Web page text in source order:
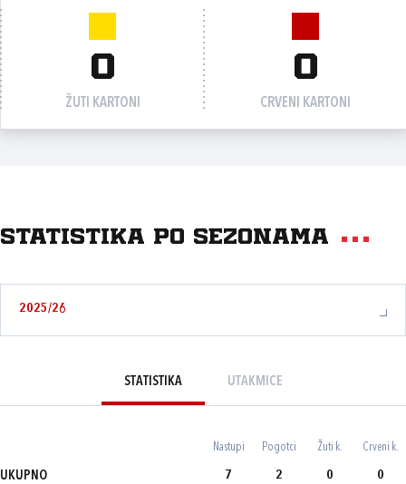
0
ŽUTI KARTONI
0
CRVENI KARTONI
Statistika po sezonama
2025/26
STATISTIKA UTAKMICE
Nastupi Pogotci Žuti k. Crveni k.
UKUPNO 7 2 0 0